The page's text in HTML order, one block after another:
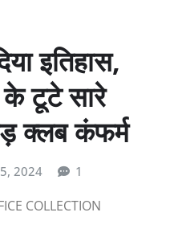
इतिहास,
के टूटे सारे
क्लब कंफर्म
2024 1
COLLECTION